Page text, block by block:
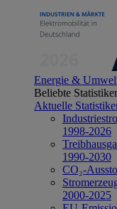
Energie &
Beliebte
Aktuelle
1998-2026
1990-2030
CO₂-
2000-2025